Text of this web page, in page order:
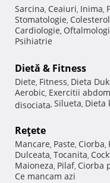
Sarcina, Ceaiuri, Inima,
Stomatologie, Colesterol
Cardiologie,
Psihiatrie
Dietă & Fitness
Diete, Fitness, Dieta
Aerobic, Exercitii
disociata, Silueta, Dieta
Reţete
Mancare, Paste, Ciorba,
Dulceata, Tocanita,
Maioneza, Pilaf, Ciorba
Ce mancam azi